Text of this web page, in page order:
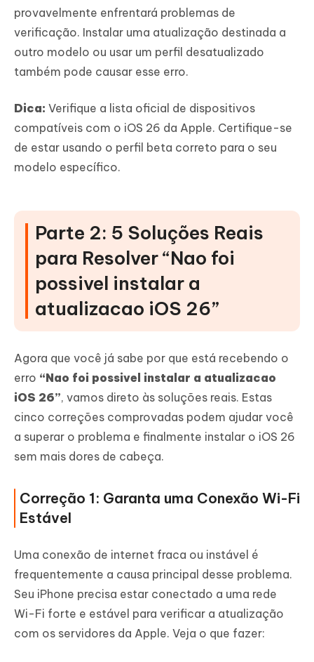
provavelmente enfrentará problemas de
verificação. Instalar uma atualização destinada a
outro modelo ou usar um perfil desatualizado
também pode causar esse erro.
Dica: Verifique a lista oficial de dispositivos
compatíveis com o iOS 26 da Apple. Certifique-se
de estar usando o perfil beta correto para o seu
modelo específico.
Parte 2: 5 Soluções Reais
para Resolver “Nao foi
possivel instalar a
atualizacao iOS 26”
Agora que você já sabe por que está recebendo o
erro “Nao foi possivel instalar a atualizacao
iOS 26”, vamos direto às soluções reais. Estas
cinco correções comprovadas podem ajudar você
a superar o problema e finalmente instalar o iOS 26
sem mais dores de cabeça.
Correção 1: Garanta uma Conexão Wi-Fi
Estável
Uma conexão de internet fraca ou instável é
frequentemente a causa principal desse problema.
Seu iPhone precisa estar conectado a uma rede
Wi-Fi forte e estável para verificar a atualização
com os servidores da Apple. Veja o que fazer: